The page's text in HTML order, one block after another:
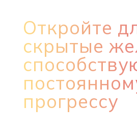
Откройте
скрытые
прогрессу